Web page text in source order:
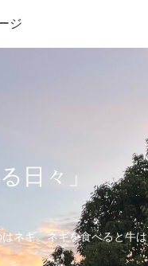
日々」
ネギ。ネギを食べると牛
ジ